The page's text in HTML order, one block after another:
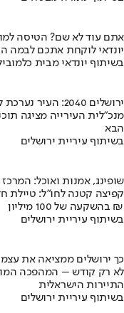
אתם עוד לא שם? הטיסה
יונדאי לוקחת אתכם לבמה
בשיתוף יונדאי מבית
ירושלים 2040: העיר נערכת ל- 1.5 מליון תושבים
מנכ"לית העירייה מציגה
הבא
בשיתוף עיריית ירושלים
שופינג, אמנות ואוכל:
קפיצה קטנה לחו"ל: טיילת
בהשקעה של 100 מיליון ₪
בשיתוף עיריית ירושלים
כך ירושלים ממציאה את
לא רק קודש – המהפכה
התיירות הישראלית
בשיתוף עיריית ירושלים